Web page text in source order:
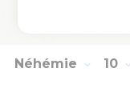
Néhémie 10